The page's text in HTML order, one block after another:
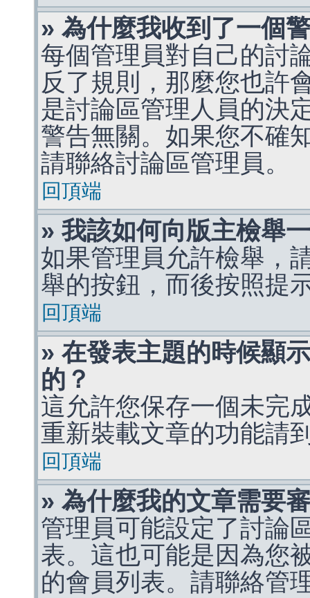
» 為什麼我收到了一個
每個管理員對自己的討
反了規則，那麼您也許
是討論區管理人員的決
警告無關。如果您不確
請聯絡討論區管理員。
回頂端
» 我該如何向版主檢舉
如果管理員允許檢舉，
舉的按鈕，而後按照提
回頂端
» 在發表主題的時候顯
的？
這允許您保存一個未完
重新裝載文章的功能請
回頂端
» 為什麼我的文章需要
管理員可能設定了討論
表。這也可能是因為您
的會員列表。請聯絡管